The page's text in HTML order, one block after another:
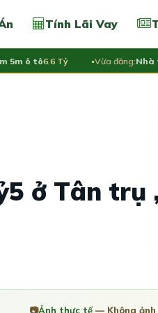
Tính Lãi Vay
ô tô 6.6 Tỷ Vừa đăng:Nhà tập
ở Tân trụ
📷Ảnh thực tế— Không ảnh